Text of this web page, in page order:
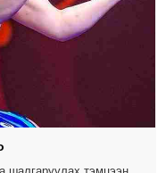
шалгаруулах тэмцээн